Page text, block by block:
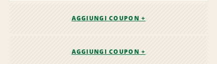
AGGIUNGI COUPON +
AGGIUNGI COUPON +